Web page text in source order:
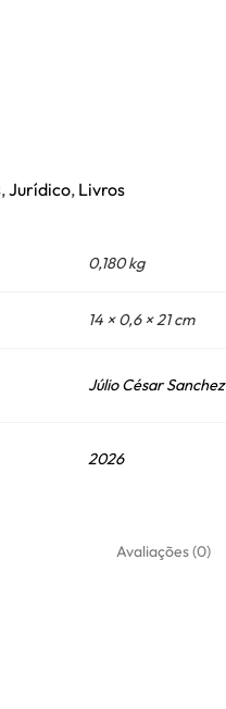
,Jurídico, Livros
0,180 kg
14 × 0,6 × 21 cm
Júlio César Sanchez
2026
Avaliações (0)